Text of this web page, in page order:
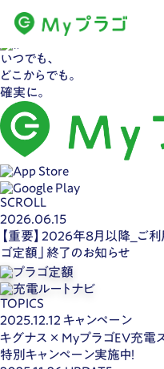
いつでも、
どこからでも。
確実に。
SCROLL
2026.06.15
【重要】2026年8月以降_ご
ゴ定額」終了のお知らせ
TOPICS
2025.12.12 キャンペーン
キグナス × MyプラゴEV充電
特別キャンペーン実施中！